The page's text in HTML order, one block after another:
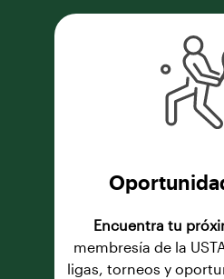
Encuentra tu
membresía de la
ligas, torneos y